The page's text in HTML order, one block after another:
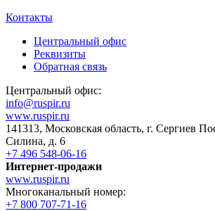
Контакты
Центральный офис
Реквизиты
Обратная связь
Центральный офис:
info@ruspir.ru
www.ruspir.ru
141313, Московская область, г. Сергиев
Силина, д. 6
+7 496 548-06-16
Интернет-продажи
www.ruspir.ru
Многоканальный номер:
+7 800 707-71-16